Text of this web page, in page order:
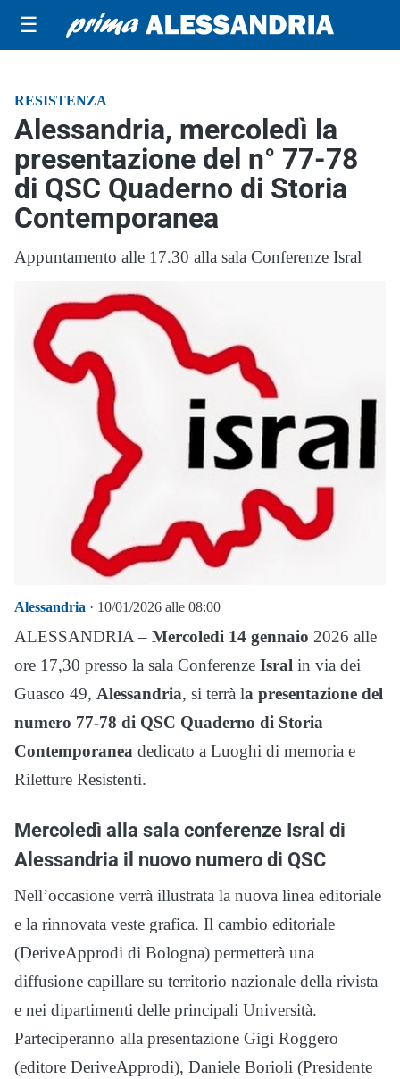
☰
RESISTENZA
Alessandria, mercoledì la
presentazione del n° 77-78
di QSC Quaderno di Storia
Contemporanea
Appuntamento alle 17.30 alla sala Conferenze Isral
Alessandria · 10/01/2026 alle 08:00
ALESSANDRIA – Mercoledi 14 gennaio 2026 alle
ore 17,30 presso la sala Conferenze Isral in via dei
Guasco 49, Alessandria, si terrà la presentazione del
numero 77-78 di QSC Quaderno di Storia
Contemporanea dedicato a Luoghi di memoria e
Riletture Resistenti.
Mercoledì alla sala conferenze Isral di
Alessandria il nuovo numero di QSC
Nell’occasione verrà illustrata la nuova linea editoriale
e la rinnovata veste grafica. Il cambio editoriale
(DeriveApprodi di Bologna) permetterà una
diffusione capillare su territorio nazionale della rivista
e nei dipartimenti delle principali Università.
Parteciperanno alla presentazione Gigi Roggero
(editore DeriveApprodi), Daniele Borioli (Presidente